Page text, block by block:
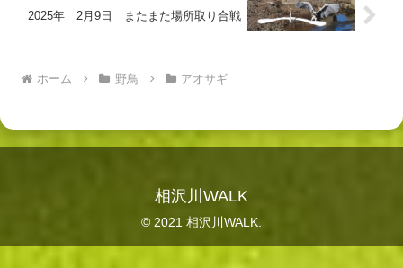
2025年 2月9日 またまた場所取り合戦
ホーム 野鳥 アオサギ
相沢川WALK
© 2021 相沢川WALK.